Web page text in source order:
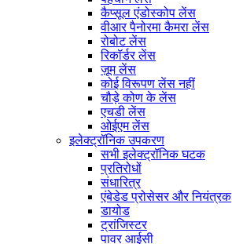
कैप्सूल एंडोस्कोप लेंस
वीआर पैनोरमा कैमरा लेंस
रोबोट लेंस
रिकॉर्डर लेंस
ज़ूम लेंस
कोई विरूपण लेंस नहीं
चौड़े कोण के लेंस
एचडी लेंस
ओईएम लेंस
इलेक्ट्रॉनिक उपकरण
सभी इलेक्ट्रॉनिक घटक
प्रतिरोधों
संधारित्र
एंबेडेड प्रोसेसर और नियंत्रक
डायोड
ट्रांजिस्टर
पावर आईसी